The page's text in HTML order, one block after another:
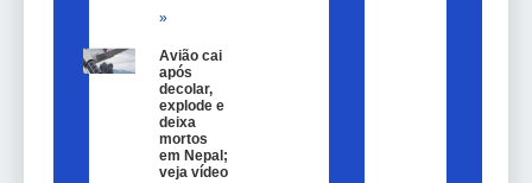
»
Avião cai
após
decolar,
explode e
deixa
mortos
em Nepal;
veja vídeo